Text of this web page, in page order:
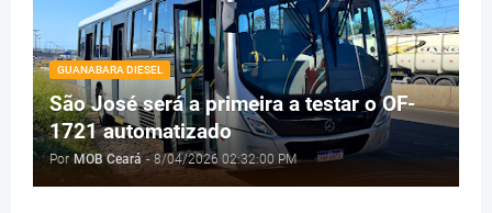
GUANABARA DIESEL
São José será a primeira a testar o OF-
1721 automatizado
Por MOB Ceará - 8/04/2026 02:32:00 PM